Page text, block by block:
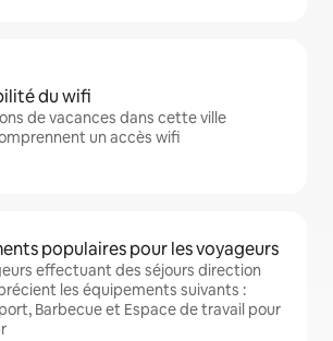
du wifi
de vacances dans cette ville
un accès wifi
populaires pour les voyageurs
effectuant des séjours direction
les équipements suivants :
Barbecue et Espace de travail pour